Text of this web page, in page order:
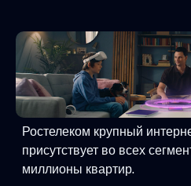
Ростелеком крупный
присутствует во всех
миллионы квартир.